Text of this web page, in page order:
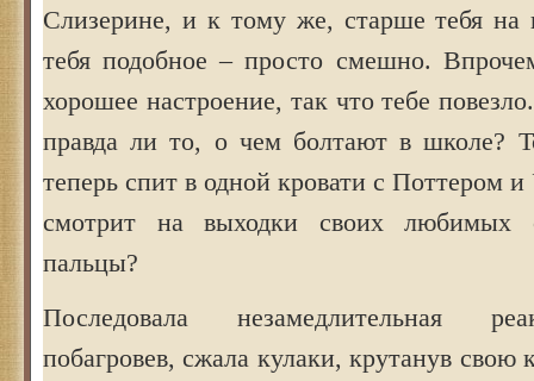
Слизерине, и к тому же, старше тебя
тебя подобное – просто смешно.
хорошее настроение, так что тебе
правда ли то, о чем болтают в школе?
теперь спит в одной кровати с Поттером
смотрит на выходки своих любимых
пальцы?
Последовала незамедлительная
побагровев, сжала кулаки, крутанув свою